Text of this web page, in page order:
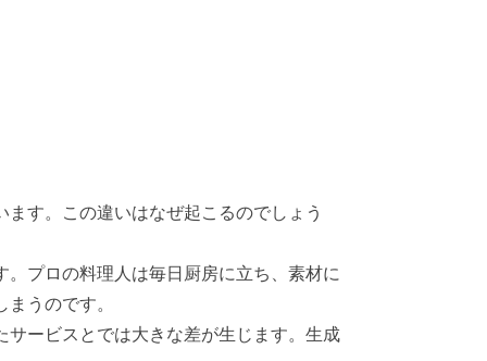
す。この違いはなぜ起こるのでしょう
プロの料理人は毎日厨房に立ち、素材に
うのです。
ービスとでは大きな差が生じます。生成